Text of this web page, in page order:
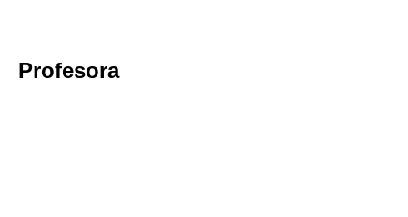
Profesora